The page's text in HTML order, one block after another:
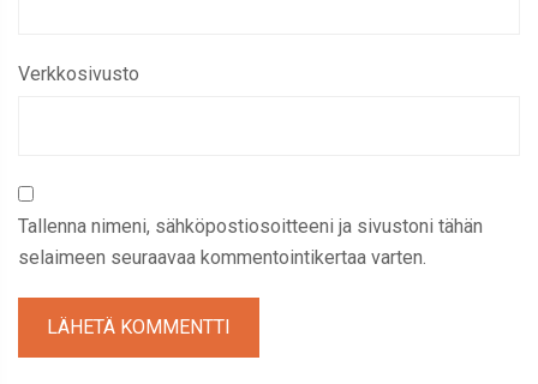
Verkkosivusto
Tallenna nimeni, sähköpostiosoitteeni ja sivustoni tähän
selaimeen seuraavaa kommentointikertaa varten.